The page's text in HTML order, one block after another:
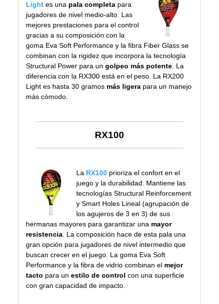
Light es una pala completa para
jugadores de nivel medio-alto. Las
mejores prestaciones para el control
gracias a su composición con la
goma Eva Soft Performance y la fibra Fiber Glass se
combinan con la rigidez que incorpora la tecnología
Structural Power para ungolpeo más potente . La
diferencia con la RX300 está en el peso. La RX200
Light es hasta 30 gramos más ligera para un manejo
más cómodo.
RX100
La RX100prioriza el confort en el
juego y la durabilidad. Mantiene las
tecnologías Structural Reinforcement
y Smart Holes Lineal (agrupación de
los agujeros de 3 en 3) de sus
hermanas mayores para garantizar una mayor
resistencia . La composición hace de esta pala una
gran opción para jugadores de nivel intermedio que
buscan crecer en el juego. La goma Eva Soft
Performance y la fibra de vidrio combinan el mejor
tacto para unestilo de control con una superficie
con gran capacidad de impacto.